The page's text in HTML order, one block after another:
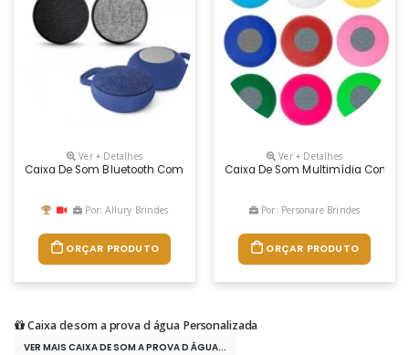
Ver + Detalhes
Caixa De Som Bluetooth Com Microfone
Por: Allury Brindes
ORÇAR PRODUTO
Ver + Detalhes
Caixa De Som Multimídia Com
Por: Personare Brindes
ORÇAR PRODUTO
Caixa de som a prova d água Personalizada
VER MAIS CAIXA DE SOM A PROVA D ÁGUA...